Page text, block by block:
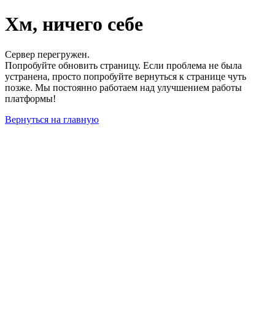
Хм, ничего себе
Сервер перегружен.
Попробуйте обновить страницу. Если проблема не была
устранена, просто попробуйте вернуться к странице чуть
позже. Мы постоянно работаем над улучшением работы
платформы!
Вернуться на главную